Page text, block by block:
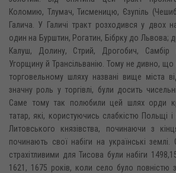
Коломию, Тлумач, Тисменицю, Єзупіль
Галича. У Галичі тракт розходився у двох
один на Бурштин, Рогатин, Бібрку до Львова;
Калуш, Долину, Стрий, Дрогобич, Самбір
Угорщину й Трансільванію. Тому не дивно,
торговельному шляху названі вище міста
значну роль у торгівлі, були досить чисельні
Саме тому так полюбили цей шлях орди
татар, які, користуючись слабкістю Польщі і
Литовського князівства, починаючи з
починають свої набіги на українські землі.
страхітливими для Тисова були набіги
1621, 1675 років, коли село було повністю